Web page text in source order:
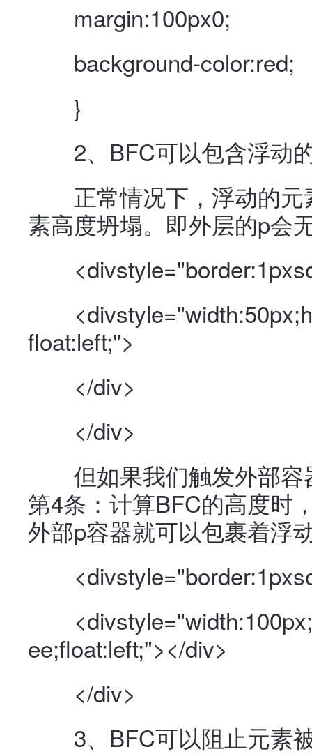
margin:100px0;
background-color:red;
}
2、BFC可以包含浮动
正常情况下，浮动的元
素高度坍塌。即外层的p会
float:left;">
</div>
</div>
但如果我们触发外部容
第4条：计算BFC的高度时
外部p容器就可以包裹着浮
ee;float:left;"></div>
</div>
3、BFC可以阻止元素